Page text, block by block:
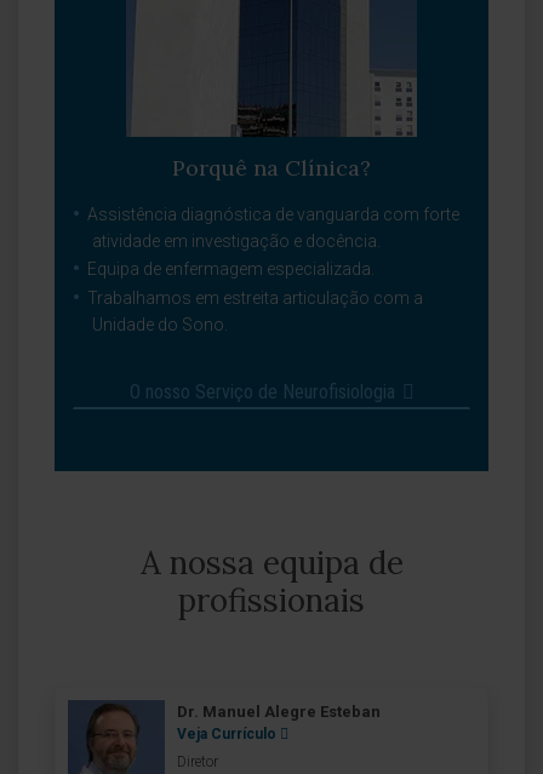
Porquê na Clínica?
Assistência diagnóstica de vanguarda com forte
atividade em investigação e docência.
Equipa de enfermagem especializada.
Trabalhamos em estreita articulação com a
Unidade do Sono.
O nosso Serviço de Neurofisiologia
A nossa equipa de
profissionais
Dr. Manuel Alegre Esteban
Veja Currículo
Diretor